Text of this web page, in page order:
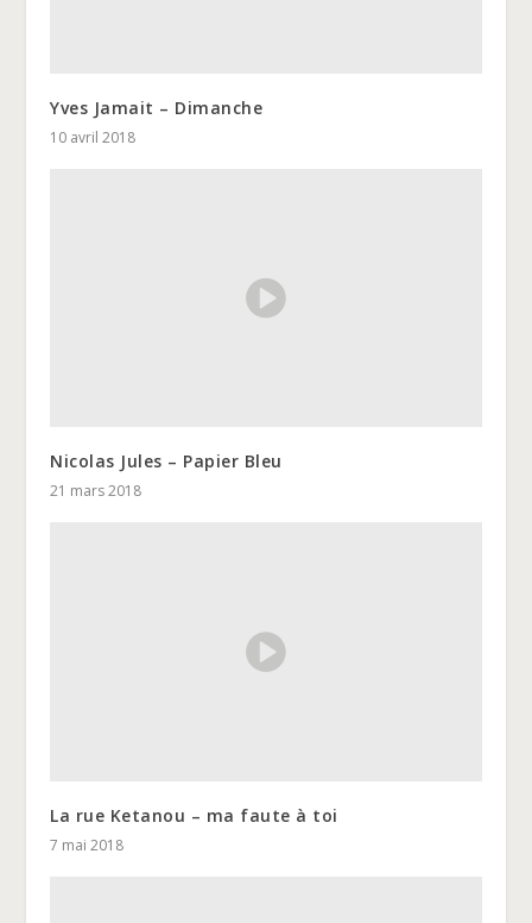
Yves Jamait – Dimanche
10 avril 2018
Nicolas Jules – Papier Bleu
21 mars 2018
La rue Ketanou – ma faute à toi
7 mai 2018